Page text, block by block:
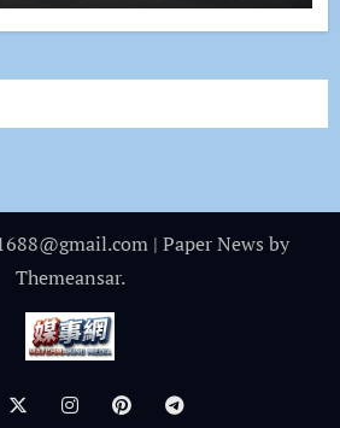
| Paper News by
Themeansar.